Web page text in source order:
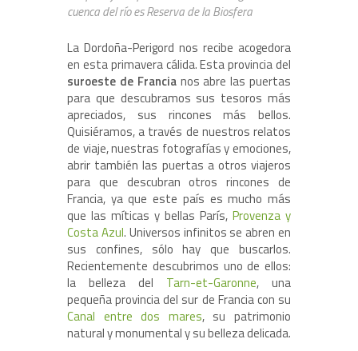
cuenca del río es Reserva de la Biosfera
La Dordoña-Perigord nos recibe acogedora
en esta primavera cálida. Esta provincia del
suroeste de Francianos abre las puertas
para que descubramos sus tesoros más
apreciados, sus rincones más bellos.
Quisiéramos, a través de nuestros relatos
de viaje, nuestras fotografías y emociones,
abrir también las puertas a otros viajeros
para que descubran otros rincones de
Francia, ya que este país es mucho más
que las míticas y bellas París, Provenza y
Costa Azul. Universos infinitos se abren en
sus confines, sólo hay que buscarlos.
Recientemente descubrimos uno de ellos:
la belleza del Tarn-et-Garonne, una
pequeña provincia del sur de Francia con su
Canal entre dos mares, su patrimonio
natural y monumental y su belleza delicada.